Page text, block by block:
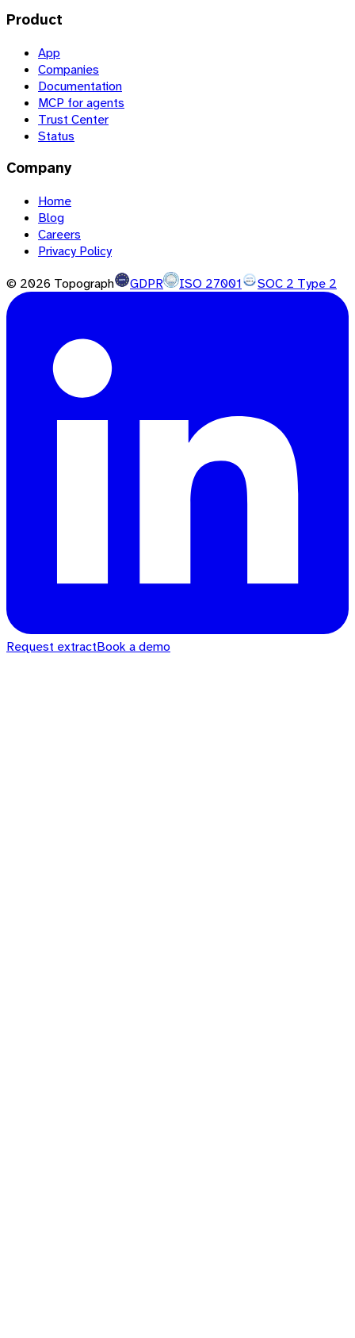
Product
App
Companies
Documentation
MCP for agents
Trust Center
Status
Company
Home
Blog
Careers
Privacy Policy
© 2026 Topograph GDPR ISO 27001 SOC 2 Type 2
Request extractBook a demo